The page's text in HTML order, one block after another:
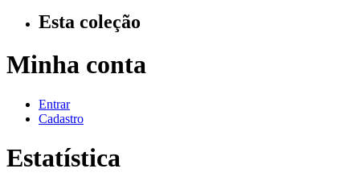
Esta coleção
Minha conta
Entrar
Cadastro
Estatística